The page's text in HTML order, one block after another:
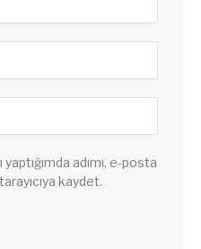
adımı, e-posta
kaydet.